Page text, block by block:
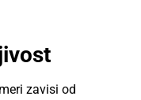
zavisi od